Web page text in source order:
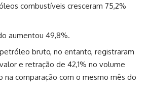
combustíveis cresceram 75,2%
aumentou 49,8%.
bruto, no entanto, registraram
e retração de 42,1% no volume
na comparação com o mesmo mês do